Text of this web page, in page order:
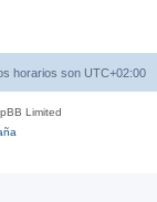
horarios son UTC+02:00
Limited